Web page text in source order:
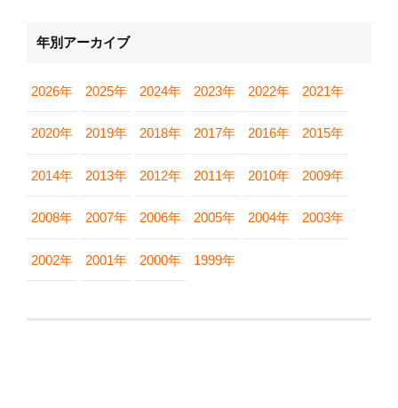
年別アーカイブ
2026年 2025年 2024年 2023年 2022年 2021年
2020年 2019年 2018年 2017年 2016年 2015年
2014年 2013年 2012年 2011年 2010年 2009年
2008年 2007年 2006年 2005年 2004年 2003年
2002年 2001年 2000年 1999年